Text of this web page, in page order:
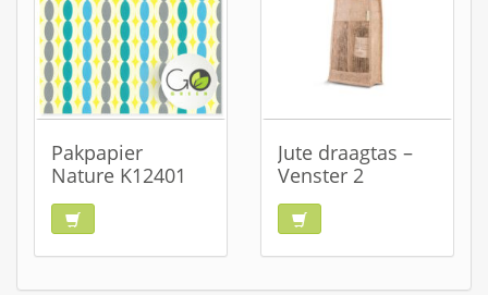
Pakpapier
Nature K12401
Jute draagtas –
Venster 2